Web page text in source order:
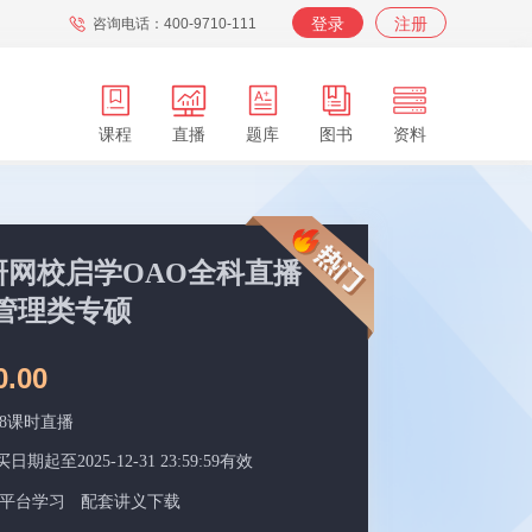
咨询电话：400-9710-111 登录 注册
课程 直播 题库 图书 资料
APP 在职 在校 服务
网校启学OAO全科直播
理类专硕
课时直播
日期起至2025-12-31 23:59:59有效
台学习 配套讲义下载